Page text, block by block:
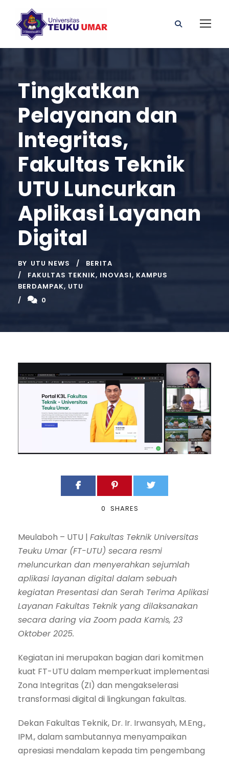
Tingkatkan
Pelayanan dan
Integritas,
Fakultas Teknik
UTU Luncurkan
Aplikasi Layanan
Digital
BY UTU NEWS
BERITA
FAKULTAS TEKNIK, INOVASI, KAMPUS
BERDAMPAK, UTU
0
0 SHARES
Meulaboh – UTU | Fakultas Teknik Universitas
Teuku Umar (FT-UTU) secara resmi
meluncurkan dan menyerahkan sejumlah
aplikasi layanan digital dalam sebuah
kegiatan Presentasi dan Serah Terima Aplikasi
Layanan Fakultas Teknik yang dilaksanakan
secara daring via Zoom pada Kamis, 23
Oktober 2025.
Kegiatan ini merupakan bagian dari komitmen
kuat FT-UTU dalam memperkuat implementasi
Zona Integritas (ZI) dan mengakselerasi
transformasi digital di lingkungan fakultas.
Dekan Fakultas Teknik, Dr. Ir. Irwansyah, M.Eng.,
IPM.,dalam sambutannya menyampaikan
apresiasi mendalam kepada tim pengembang